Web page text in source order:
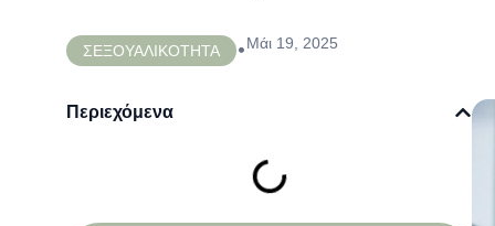
ΣΕΞΟΥΑΛΙΚΟΤΗΤΑ •Μάι 19, 2025
Περιεχόμενα